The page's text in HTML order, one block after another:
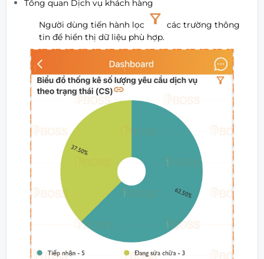
Tổng quan Dịch vụ khách hàng
Người dùng tiến hành lọc
các trường thông
tin để hiển thị dữ liệu phù hợp.